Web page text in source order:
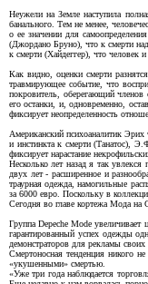
Неужели на Земле наступила
банального. Тем не менее,
о ее значении для
(Джордано Бруно), что к смерти
к смерти (Хайдеггер), что
Как видно, оценки смерти
травмирующее событие, что
покровитель, оберегающий членов
его останки, и, одновременно,
фиксирует неопределенность
Американский психоаналитик
и инстинкта к смерти (Танатос),
фиксирует нарастание
Несколько лет назад я так
двух лет - расширенное и
траурная одежда, намогильные
за 6000 евро. Поскольку в
Сегодня во главе кортежа Мода
Группа Depeche Mode
гарантированный успех одежды
демонстраторов для рекламы
Смертоносная тенденция никого
«укушенными» смертью.
«Уже три года наблюдается